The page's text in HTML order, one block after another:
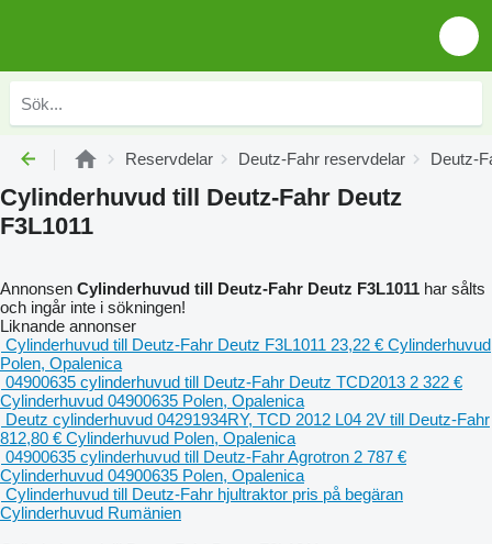
Reservdelar Deutz-Fahr reservdelar Deutz-
Cylinderhuvud till Deutz-Fahr Deutz
F3L1011
Annonsen Cylinderhuvud till Deutz-Fahr Deutz F3L1011 har sålts
och ingår inte i sökningen!
Liknande annonser
Cylinderhuvud till Deutz-Fahr Deutz F3L1011 23,22 € Cylinderhuvud
Polen, Opalenica
04900635 cylinderhuvud till Deutz-Fahr Deutz TCD2013 2 322 €
Cylinderhuvud 04900635 Polen, Opalenica
Deutz cylinderhuvud 04291934RY, TCD 2012 L04 2V till Deutz-Fahr
812,80 € Cylinderhuvud Polen, Opalenica
04900635 cylinderhuvud till Deutz-Fahr Agrotron 2 787 €
Cylinderhuvud 04900635 Polen, Opalenica
Cylinderhuvud till Deutz-Fahr hjultraktor pris på begäran
Cylinderhuvud Rumänien